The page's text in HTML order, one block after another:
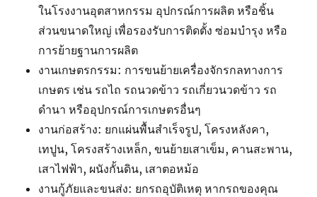
ในโรงงานอุตสาหกรรม อุปกรณ์การผลิต หรือชิ้น
ส่วนขนาดใหญ่ เพื่อรองรับการติดตั้ง ซ่อมบำรุง หรือ
การย้ายฐานการผลิต
งานเกษตรกรรม: การขนย้ายเครื่องจักรกลทางการ
เกษตร เช่น รถไถ รถนวดข้าว รถเกี่ยวนวดข้าว รถ
ดำนา หรืออุปกรณ์การเกษตรอื่นๆ
งานก่อสร้าง: ยกแผ่นพื้นสำเร็จรูป, โครงหลังคา,
เทปูน, โครงสร้างเหล็ก, ขนย้ายเสาเข็ม, คานสะพาน,
เสาไฟฟ้า, ผนังกั้นดิน, เสาตอหม้อ
งานกู้ภัยและขนส่ง: ยกรถอุบัติเหตุ หากรถของคุณ